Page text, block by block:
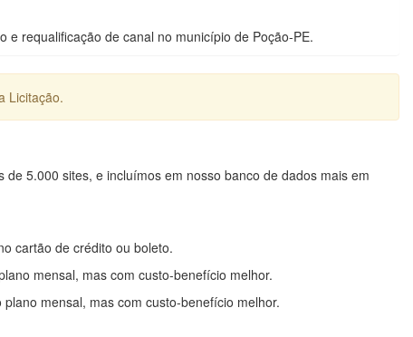
requalificação de canal no município de Poção-PE.
Licitação.
5.000 sites, e incluímos em nosso banco de dados mais em
cartão de crédito ou boleto.
mensal, mas com custo-benefício melhor.
mensal, mas com custo-benefício melhor.